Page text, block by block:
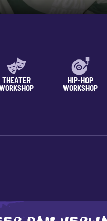
THEATER
HIP-HOP
WORKSHOP